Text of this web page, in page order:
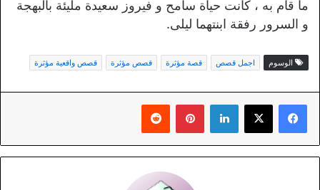
ما قام به ، كانت حياة سامح و فيروز سعيدة مليئة بالبهجة
و السرور رفقة ابنتهما ليلى.
الوسوم اجمل قصص قصة مؤثرة قصص مؤثرة قصص واقعية مؤثرة
لينكدإن بينتيريست